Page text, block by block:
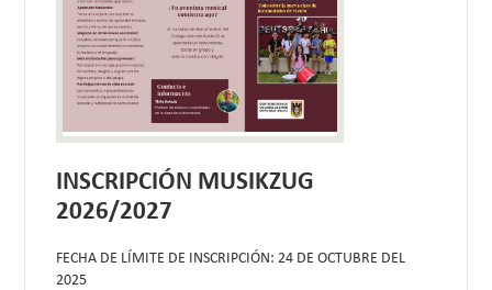
INSCRIPCIÓN MUSIKZUG
2026/2027
FECHA DE LÍMITE DE INSCRIPCIÓN: 24 DE OCTUBRE DEL
2025